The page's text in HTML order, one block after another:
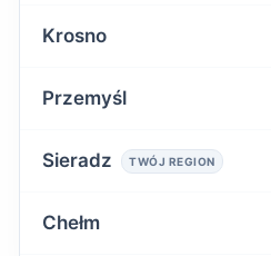
Krosno
Przemyśl
Sieradz TWÓJ REGION
Chełm